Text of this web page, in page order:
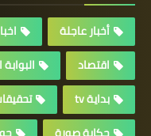
أخبار عاجلة
اقتصاد
بداية tv